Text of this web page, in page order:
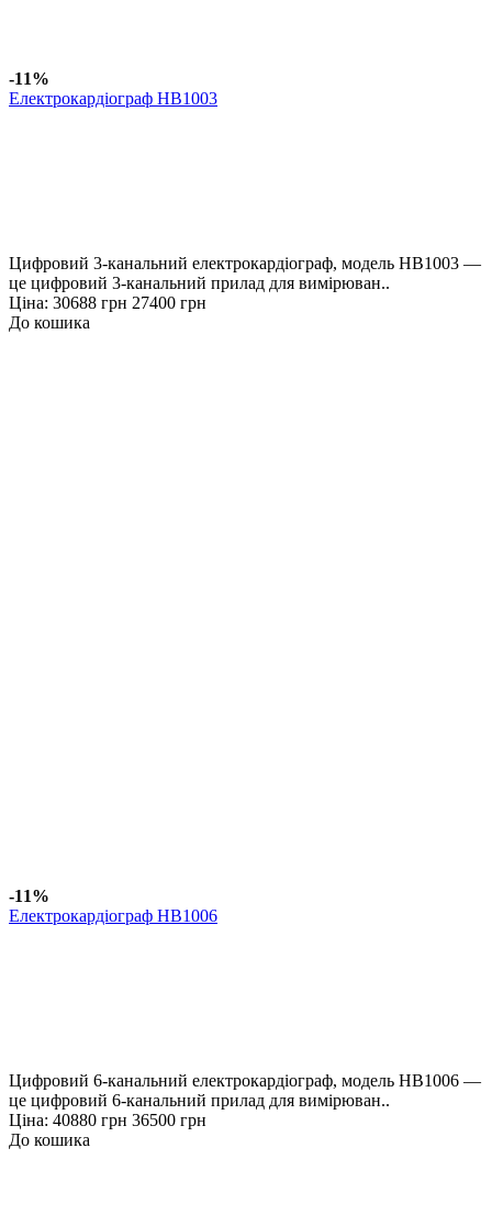
-11%
Електрокардіограф HB1003
Цифровий 3-канальний електрокардіограф, модель HB1003 —
це цифровий 3-канальний прилад для вимірюван..
Ціна: 30688 грн 27400 грн
До кошика
-11%
Електрокардіограф HB1006
Цифровий 6-канальний електрокардіограф, модель HB1006 —
це цифровий 6-канальний прилад для вимірюван..
Ціна: 40880 грн 36500 грн
До кошика